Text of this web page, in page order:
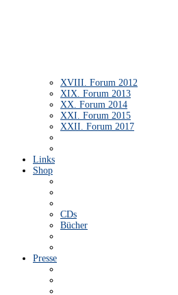
XVIII. Forum 2012
XIX. Forum 2013
XX. Forum 2014
XXI. Forum 2015
XXII. Forum 2017
Links
Shop
CDs
Bücher
Presse